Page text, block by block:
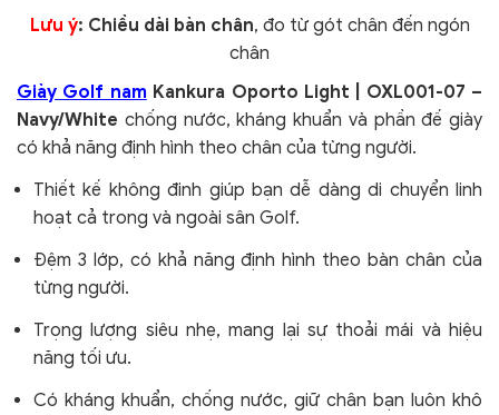
Lưu ý: Chiều dài bàn chân, đo từ gót chân đến ngón
chân
Giày Golf namKankura Oporto Light | OXL001-07 –
Navy/White chống nước, kháng khuẩn và phần đế giày
có khả năng định hình theo chân của từng người.
Thiết kế không đinh giúp bạn dễ dàng di chuyển linh
hoạt cả trong và ngoài sân Golf.
Đệm 3 lớp, có khả năng định hình theo bàn chân của
từng người.
Trọng lượng siêu nhẹ, mang lại sự thoải mái và hiệu
năng tối ưu.
Có kháng khuẩn, chống nước, giữ chân bạn luôn khô